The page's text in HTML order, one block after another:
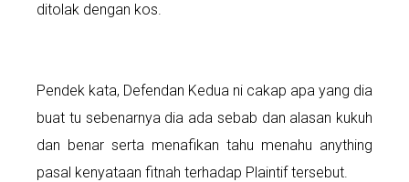
ditolak dengan kos.
Pendek kata, Defendan Kedua ni cakap apa yang dia
buat tu sebenarnya dia ada sebab dan alasan kukuh
dan benar serta menafikan tahu menahu anything
pasal kenyataan fitnah terhadap Plaintif tersebut.